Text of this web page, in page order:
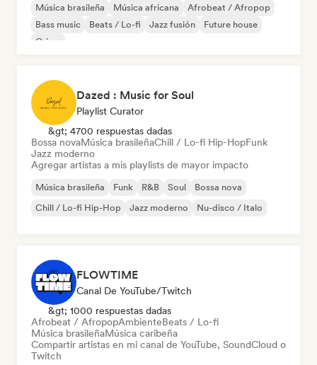
Música brasileña Música africana
Afrobeat / Afropop
Bass music
Beats / Lo-fi Jazz fusión
Future house
Grime
Dazed : Music for Soul
Playlist Curator
&gt; 4700 respuestas dadas
Bossa novaMúsica brasileñaChill / Lo-fi Hip-HopFunk
Jazz moderno
Agregar artistas a mis playlists de mayor impacto
Música brasileña Funk R&B Soul
Bossa nova
Chill / Lo-fi Hip-Hop
Jazz moderno Nu-disco / Italo
FLOWTIME
Canal De YouTube/Twitch
&gt; 1000 respuestas dadas
Afrobeat / AfropopAmbienteBeats / Lo-fi
Música brasileñaMúsica caribeña
Compartir artistas en mi canal de YouTube, SoundCloud o
Twitch